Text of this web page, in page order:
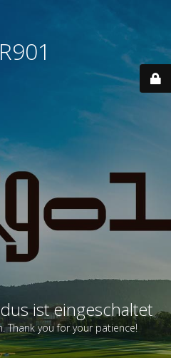
ist eingeschaltet
Thank you for your patience!